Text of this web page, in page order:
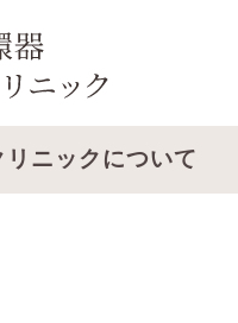
リニックについて